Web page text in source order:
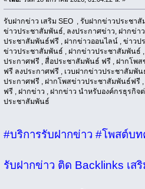
รับฝากข่าว เสริม SEO , รับฝากข่าวประชา
ข่าวประชาสัมพันธ์, ลงประกาศข่าว, ฝากข่า
ประชาสัมพันธ์ฟรี , ฝากข่าวออนไลน์ , ข่าวป
ข่าวประชาสัมพันธ์ , ฝากข่าวประชาสัมพันธ์
ประกาศฟรี , สื่อประชาสัมพันธ์ ฟรี , ฝากโพ
ฟรี ลงประกาศฟรี , เวบฝากข่าวประชาสัมพั
ประกาศฟรี , ฝากโพสข่าวประชาสัมพันธ์ฟรี
ฟรี , ฝากข่าว , ฝากข่าว นำหรับองค์กรธุรกิ
ประชาสัมพันธ์
#บริการรับฝากข่าว #โพสต์บ
รับฝากข่าว ติด Backlinks เส